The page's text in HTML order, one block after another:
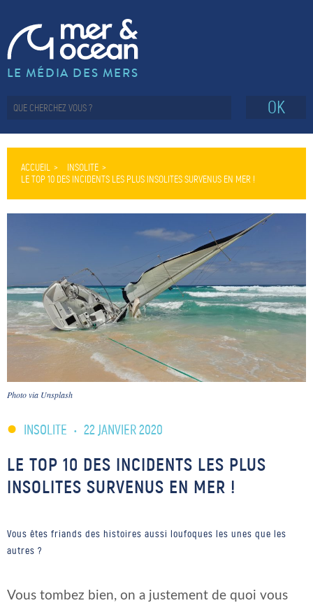
LE MÉDIA DES MERS
OK
ACCUEIL
INSOLITE
LE TOP 10 DES INCIDENTS LES PLUS INSOLITES SURVENUS EN MER !
Photo via Unsplash
INSOLITE • 22 JANVIER 2020
LE TOP 10 DES INCIDENTS LES PLUS
INSOLITES SURVENUS EN MER !
Vous êtes friands des histoires aussi loufoques les unes que les
autres ?
Vous tombez bien, on a justement de quoi vous